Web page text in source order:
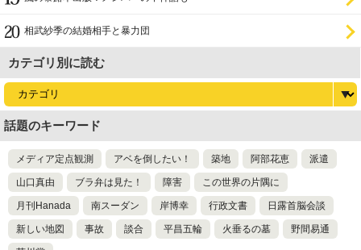
相武紗季の結婚相手と暴力団
カテゴリ別に読む
話題のキーワード
メディア定点観測 アベを倒したい！ 築地 阿部花恵 派遣
山口真由 ブラ弁は見た！ 障害 この世界の片隅に
月刊Hanada 南スーダン 岸博幸 行政文書 日露首脳会談
新しい地図 事故 談合 平昌五輪 火垂るの墓 野間易通